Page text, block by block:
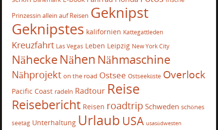
Prinzessin allein auf Reisen Geknipst
Geknipstes kalifornien Kattegattleden
Kreuzfahrt Las Vegas Leben Leipzig New York City
NäheckeNähen Nähmaschine
Nähprojekt on the road Ostsee Ostseeküste Overlock
Pacific Coast radeln Radtour Reise
Reisebericht Reisen roadtrip Schweden schönes
seetag Unterhaltung Urlaub USA usasüdwesten